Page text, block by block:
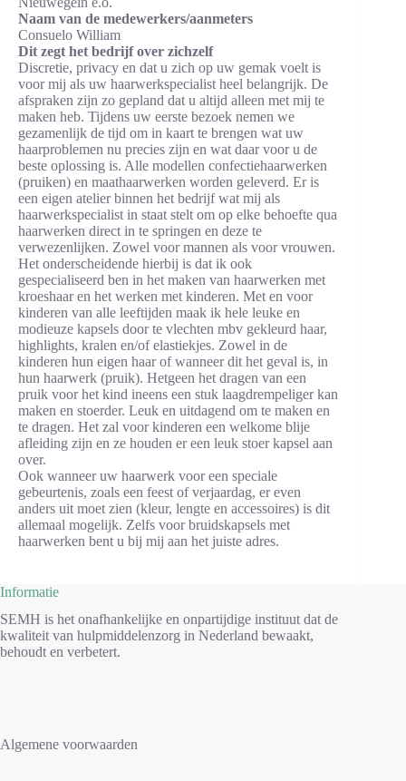
Naam van de medewerkers/aanmeters
Consuelo William
Dit zegt het bedrijf over zichzelf
Discretie, privacy en dat u zich op uw gemak voelt is
voor mij als uw haarwerkspecialist heel belangrijk. De
afspraken zijn zo gepland dat u altijd alleen met mij te
maken heb. Tijdens uw eerste bezoek nemen we
gezamenlijk de tijd om in kaart te brengen wat uw
haarproblemen nu precies zijn en wat daar voor u de
beste oplossing is. Alle modellen confectiehaarwerken
(pruiken) en maathaarwerken worden geleverd. Er is
een eigen atelier binnen het bedrijf wat mij als
haarwerkspecialist in staat stelt om op elke behoefte qua
haarwerken direct in te springen en deze te
verwezenlijken. Zowel voor mannen als voor vrouwen.
Het onderscheidende hierbij is dat ik ook
gespecialiseerd ben in het maken van haarwerken met
kroeshaar en het werken met kinderen. Met en voor
kinderen van alle leeftijden maak ik hele leuke en
modieuze kapsels door te vlechten mbv gekleurd haar,
highlights, kralen en/of elastiekjes. Zowel in de
kinderen hun eigen haar of wanneer dit het geval is, in
hun haarwerk (pruik). Hetgeen het dragen van een
pruik voor het kind ineens een stuk laagdrempeliger kan
maken en stoerder. Leuk en uitdagend om te maken en
te dragen. Het zal voor kinderen een welkome blije
afleiding zijn en ze houden er een leuk stoer kapsel aan
over.
Ook wanneer uw haarwerk voor een speciale
gebeurtenis, zoals een feest of verjaardag, er even
anders uit moet zien (kleur, lengte en accessoires) is dit
allemaal mogelijk. Zelfs voor bruidskapsels met
haarwerken bent u bij mij aan het juiste adres.
Informatie
SEMH is het onafhankelijke en onpartijdige instituut dat de
kwaliteit van hulpmiddelenzorg in Nederland bewaakt,
behoudt en verbetert.
Algemene voorwaarden